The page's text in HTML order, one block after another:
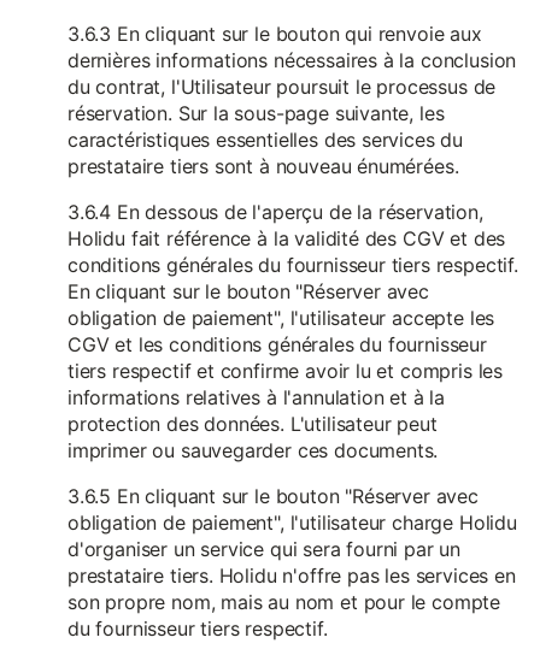
3.6.3 En cliquant sur le bouton qui renvoie aux
dernières informations nécessaires à la conclusion
du contrat, l'Utilisateur poursuit le processus de
réservation. Sur la sous-page suivante, les
caractéristiques essentielles des services du
prestataire tiers sont à nouveau énumérées.
3.6.4 En dessous de l'aperçu de la réservation,
Holidu fait référence à la validité des CGV et des
conditions générales du fournisseur tiers respectif.
En cliquant sur le bouton "Réserver avec
obligation de paiement", l'utilisateur accepte les
CGV et les conditions générales du fournisseur
tiers respectif et confirme avoir lu et compris les
informations relatives à l'annulation et à la
protection des données. L'utilisateur peut
imprimer ou sauvegarder ces documents.
3.6.5 En cliquant sur le bouton "Réserver avec
obligation de paiement", l'utilisateur charge Holidu
d'organiser un service qui sera fourni par un
prestataire tiers. Holidu n'offre pas les services en
son propre nom, mais au nom et pour le compte
du fournisseur tiers respectif.